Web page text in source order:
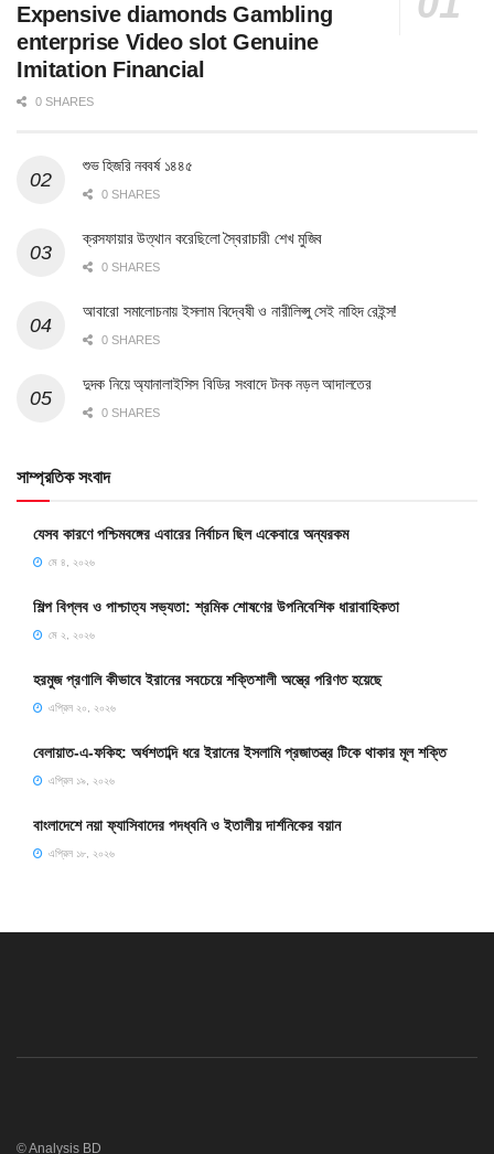
Expensive diamonds Gambling
enterprise Video slot Genuine
Imitation Financial
0 SHARES
শুভ হিজরি নববর্ষ ১৪৪৫
0 SHARES
ক্রসফায়ার উত্থান করেছিলো স্বৈরাচারী শেখ মুজিব
0 SHARES
আবারো সমালোচনায় ইসলাম বিদ্বেষী ও নারীলিপ্সু সেই নাহিদ রেইন্স!
0 SHARES
দুদক নিয়ে অ্যানালাইসিস বিডির সংবাদে টনক নড়ল আদালতের
0 SHARES
সাম্প্রতিক সংবাদ
যেসব কারণে পশ্চিমবঙ্গের এবারের নির্বাচন ছিল একেবারে অন্যরকম
মে ৪, ২০২৬
শিল্প বিপ্লব ও পাশ্চাত্য সভ্যতা: শ্রমিক শোষণের উপনিবেশিক ধারাবাহিকতা
মে ২, ২০২৬
হরমুজ প্রণালি কীভাবে ইরানের সবচেয়ে শক্তিশালী অস্ত্রে পরিণত হয়েছে
এপ্রিল ২০, ২০২৬
বেলায়াত-এ-ফকিহ: অর্ধশতাব্দি ধরে ইরানের ইসলামি প্রজাতন্ত্র টিকে থাকার মূল শক্তি
এপ্রিল ১৯, ২০২৬
বাংলাদেশে নয়া ফ্যাসিবাদের পদধ্বনি ও ইতালীয় দার্শনিকের বয়ান
এপ্রিল ১৮, ২০২৬
© Analysis BD